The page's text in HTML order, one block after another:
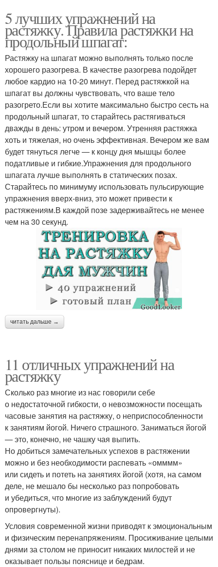
5 лучших упражнений на
растяжку. Правила растяжки на
продольный шпагат:
Растяжку на шпагат можно выполнять только после
хорошего разогрева. В качестве разогрева подойдет
любое кардио на 10-20 минут. Перед растяжкой на
шпагат вы должны чувствовать, что ваше тело
разогрето.Если вы хотите максимально быстро сесть на
продольный шпагат, то старайтесь растягиваться
дважды в день: утром и вечером. Утренняя растяжка
хоть и тяжелая, но очень эффективная. Вечером же вам
будет тянуться легче — к концу дня мышцы более
податливые и гибкие.Упражнения для продольного
шпагата лучше выполнять в статических позах.
Старайтесь по минимуму использовать пульсирующие
упражнения вверх-вниз, это может привести к
растяжениям.В каждой позе задерживайтесь не менее
чем на 30 секунд.
читать дальше →
11 отличных упражнений на
растяжку
Сколько раз многие из нас говорили себе
о недостаточной гибкости, о невозможности посещать
часовые занятия на растяжку, о неприспособленности
к занятиям йогой. Ничего страшного. Заниматься йогой
— это, конечно, не чашку чая выпить.
Но добиться замечательных успехов в растяжении
можно и без необходимости распевать «омммм»
или сидеть и потеть на занятиях йогой (хотя, на самом
деле, не мешало бы несколько раз попробовать
и убедиться, что многие из заблуждений будут
опровергнуты).
Условия современной жизни приводят к эмоциональным
и физическим перенапряжениям. Просиживание целыми
днями за столом не приносит никаких милостей и не
оказывает пользы пояснице и бедрам.